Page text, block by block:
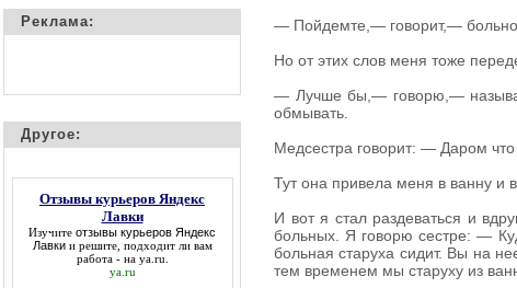
Реклама:
Другое:
Отзывы курьеров Яндекс
Лавки
Изучите отзывы курьеров Яндекс
Лавкии решите, подходит ли вам
работа - на ya.ru.
ya.ru
— Пойдемте,— говорит,—
Но от этих слов меня тоже
— Лучше бы,— говорю,—
обмывать.
Медсестра говорит: — Даром
Тут она привела меня в ванну и
И вот я стал раздеваться и
больных. Я говорю сестре: —
больная старуха сидит. Вы на
тем временем мы старуху из